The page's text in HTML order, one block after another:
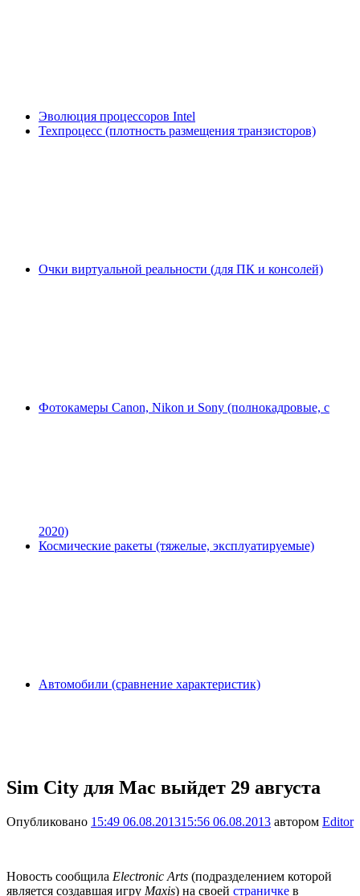
Эволюция процессоров Intel
Техпроцесс (плотность размещения транзисторов)
Очки виртуальной реальности (для ПК и консолей)
Фотокамеры Canon, Nikon и Sony (полнокадровые, с
2020)
Космические ракеты (тяжелые, эксплуатируемые)
Автомобили (сравнение характеристик)
Sim City для Mac выйдет 29 августа
Опубликовано 15:49 06.08.201315:56 06.08.2013 автором Editor
Новость сообщила Electronic Arts (подразделением которой
является создавшая игру Maxis) на своей страничке в